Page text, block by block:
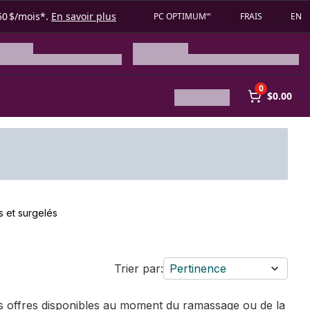
$/mois*. En savoir plus PC OPTIMUM🅪 FRAIS EN
0
$0.00
et surgelés
Trier par: Pertinence
disponibles au moment du ramassage ou de la